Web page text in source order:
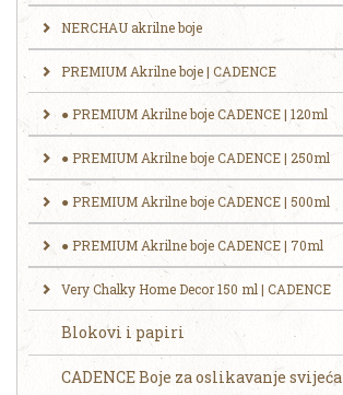
NERCHAU akrilne boje
PREMIUM Akrilne boje | CADENCE
● PREMIUM Akrilne boje CADENCE | 120ml
● PREMIUM Akrilne boje CADENCE | 250ml
​● ‎‎PREMIUM Akrilne boje CADENCE | 500ml
● PREMIUM Akrilne boje CADENCE | 70ml
Very Chalky Home Decor 150 ml | CADENCE
Blokovi i papiri
CADENCE Boje za oslikavanje svijeća